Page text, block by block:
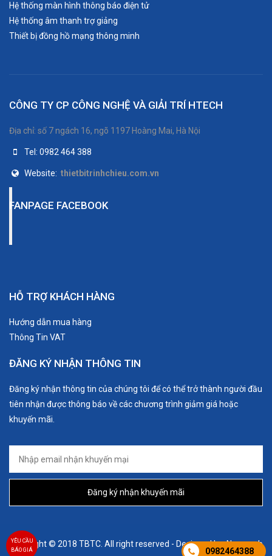
Hệ thống màn hình thông báo điện tử
Hệ thống âm thanh trợ giảng
Thiết bị đồng hồ mạng thông minh
CÔNG TY CP CÔNG NGHỆ VÀ GIẢI TRÍ HTECH
Địa chỉ: số 7 ngách 16, ngõ 1197 Hoàng Mai, Hà Nội
Tel: 0982 464 388
Website: thietbitrinhchieu.com.vn
FANPAGE FACEBOOK
HỖ TRỢ KHÁCH HÀNG
Hướng dẫn mua hàng
Thông Tin VAT
ĐĂNG KÝ NHẬN THÔNG TIN
Đăng ký nhận thông tin của chúng tôi để có thể trở thành người đầu
tiên nhận được thông báo về các chương trình giảm giá hoặc
khuyến mãi.
Đăng ký nhận khuyến mãi
Copyright © 2018 TBTC. All right reserved - Designed by:Nanoweb
YÊU CẦU
BÁO GIÁ
0982464388